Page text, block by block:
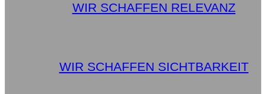
WIR SCHAFFEN RELEVANZ
WIR SCHAFFEN SICHTBARKEIT